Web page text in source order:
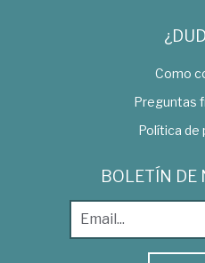
Como
Preguntas
Política de
BOLETÍN DE